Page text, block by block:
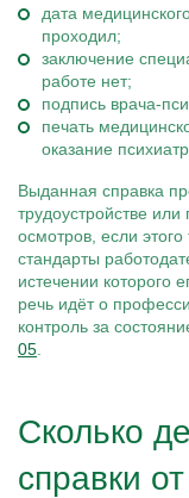
дата
проходил;
заключение
работе нет;
подпись врача-
печать
оказание
Выданная справка
трудоустройстве
осмотров, если
стандарты
истечении которого
речь идёт о
контроль за
05
Сколько
справки